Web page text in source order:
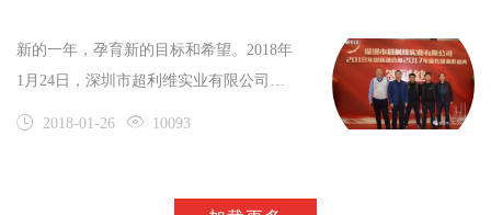
新的一年，孕育新的目标和希望。2018年
1月24日，深圳市超利维实业有限公司
2018年迎新酒会暨2017年度先进表彰盛典
到场，大家纷纷在签名墙上签下了自己的
2018-01-26 10093